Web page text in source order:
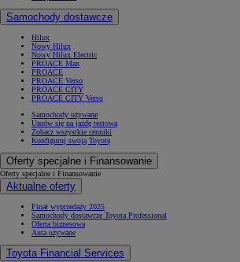
Samochody dostawcze
Hilux
Nowy Hilux
Nowy Hilux Electric
PROACE Max
PROACE
PROACE Verso
PROACE CITY
PROACE CITY Verso
Samochody używane
Umów się na jazdę testową
Zobacz wszystkie cenniki
Konfiguruj swoją Toyotę
Oferty specjalne i Finansowanie
Oferty specjalne i Finansowanie
Aktualne oferty
Finał wyprzedaży 2025
Samochody dostawcze Toyota Professional
Oferta biznesowa
Auta używane
Toyota Financial Services